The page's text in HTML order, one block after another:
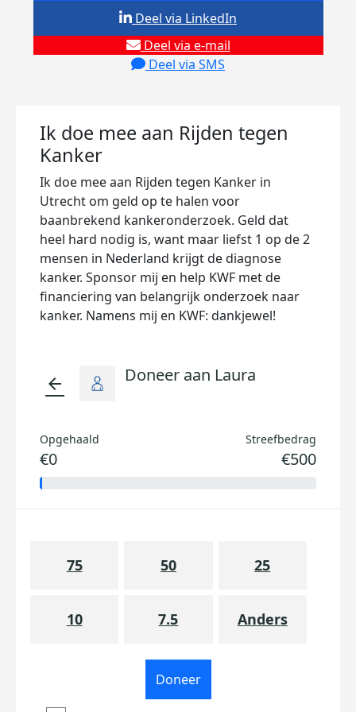
Deel via e-mail
Deel via SMS
Deel via LinkedIn
Ik doe mee aan Rijden tegen
Kanker
Ik doe mee aan Rijden tegen Kanker in
Utrecht om geld op te halen voor
baanbrekend kankeronderzoek. Geld dat
heel hard nodig is, want maar liefst 1 op de 2
mensen in Nederland krijgt de diagnose
kanker. Sponsor mij en help KWF met de
financiering van belangrijk onderzoek naar
kanker. Namens mij en KWF: dankjewel!
arrow_back Doneer aan Laura
Opgehaald
€0
Streefbedrag
€500
75 50 25
10 7.5 Anders
Doneer